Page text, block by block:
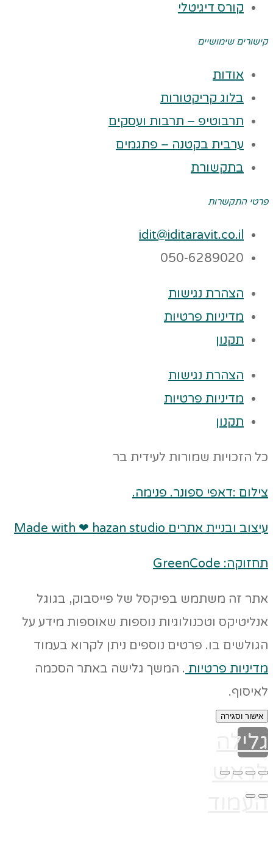
קורס דיגיטלי
קישורים שימושיים
אודות
בלוג קריקטורות
תרבוטיפ – תרבות ועסקים
ערבית בקטנה – פתגמים
בתקשורת
פרטי התקשרות
idit@iditaravit.co.il
050-6289020
הצהרת נגישות
מדיניות פרטיות
תקנון
הצהרת נגישות
מדיניות פרטיות
תקנון
כל הזכויות שמורות לעידית בר
צילום :דאפי ספונר. פנימה.
עיצוב ובניית אתרים Made with ❤ hazan studio
תחזוקה: GreenCode
אתר זה משתמש בפיקסל של פייסבוק, בגוגל
אנליטיקס וטכנולוגיות נוספות שאוספות מידע על
הגולשים בו. פרטים נוספים ניתן לקרוא בעמוד
מדיניות פרטיות. המשך גלישה באתר הסכמה
לאיסוף.
אישור וסגירה
גלילה
לראש
העמוד